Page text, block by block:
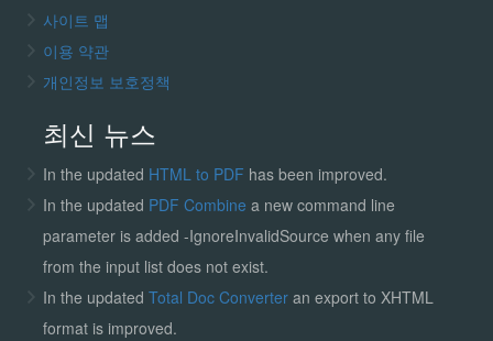
사이트 맵
이용 약관
개인정보 보호정책
최신 뉴스
In the updated HTML to PDF has been improved.
In the updated PDF Combine a new command line
parameter is added -IgnoreInvalidSource when any file
from the input list does not exist.
In the updated Total Doc Converter an export to XHTML
format is improved.